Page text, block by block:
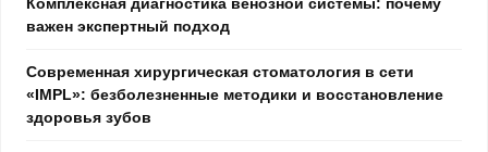
важен экспертный подход
Современная хирургическая стоматология в сети
«IMPL»: безболезненные методики и восстановление
здоровья зубов